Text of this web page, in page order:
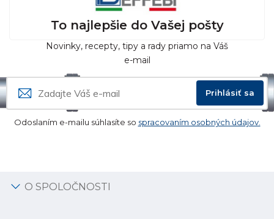
To najlepšie do Vašej pošty
Novinky, recepty, tipy a rady priamo na Váš
e-mail
Prihlásiť sa
Odoslaním e-mailu súhlasíte so spracovaním osobných údajov.
O SPOLOČNOSTI